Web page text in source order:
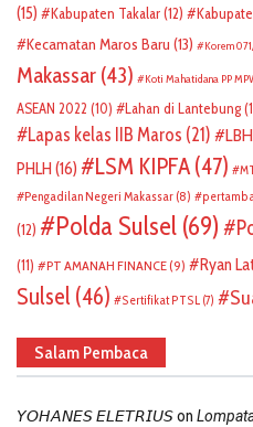
(15)
Kabupaten Takalar(12)
Kecamatan Maros Baru (13) Korem
Makassar (43) Koti Mahatidana PP
ASEAN 2022 (10) Lahan di Lantebung
Lapas kelas IIB Maros (21)
PHLH (16) LSM KIPFA (47)
Pengadilan Negeri Makassar (8)
(12)
Polda Sulsel (69)
(11)
PT AMANAH FINANCE(9) Ryan
Sulsel (46) Sertifikat PTSL (7)
Salam Pembaca
𝘠𝘖𝘏𝘈𝘕𝘌𝘚 𝘌𝘓𝘌𝘛𝘙𝘐𝘜𝘚on